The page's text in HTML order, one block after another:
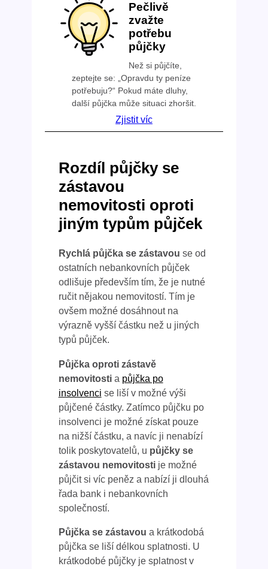
Pečlivě
zvažte
potřebu
půjčky
Než si půjčíte,
zeptejte se: „Opravdu ty peníze
potřebuju?“ Pokud máte dluhy,
další půjčka může situaci zhoršit.
Zjistit víc
Rozdíl půjčky se
zástavou
nemovitosti oproti
jiným typům půjček
Rychlá půjčka se zástavou se od
ostatních nebankovních půjček
odlišuje především tím, že je nutné
ručit nějakou nemovitostí. Tím je
ovšem možné dosáhnout na
výrazně vyšší částku než u jiných
typů půjček.
Půjčka oproti zástavě
nemovitosti a půjčka po
insolvenci se liší v možné výši
půjčené částky. Zatímco půjčku po
insolvenci je možné získat pouze
na nižší částku, a navíc ji nenabízí
tolik poskytovatelů, u půjčky se
zástavou nemovitostije možné
půjčit si víc peněz a nabízí ji dlouhá
řada bank i nebankovních
společností.
Půjčka se zástavou a krátkodobá
půjčka se liší délkou splatnosti. U
krátkodobé půjčky je splatnost v